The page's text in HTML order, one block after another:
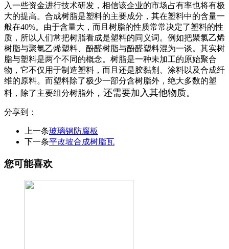
入一些资金进行技术研发，相信该企业的市场占有率也将有极
大的提高。合成树脂是塑料的主要成分，其在塑料中的含量一
般在40%。由于含量大，而且树脂的性质常常决定了塑料的性
质，所以人们常把树脂看成是塑料的同义词。例如把聚氯乙烯
树脂与聚氯乙烯塑料、酚醛树脂与酚醛塑料混为一谈。其实树
脂与塑料是两个不同的概念。树脂是一种未加工的原始聚合
物，它不仅用于制造塑料，而且还是胶黏剂、涂料以及合成纤
维的原料。而塑料除了极少一部分含树脂外，绝大多数的塑
料，除了主要组分树脂外 ，还需要加入其他物质。
分享到：
上一条玻璃钢防腐板
下一条平改坡合成树脂瓦
您可能喜欢